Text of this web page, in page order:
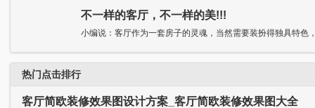
不一样的客厅，不一样的美!!!
小编说：客厅作为一套房子的灵魂，当然需要装扮得独具特色，
热门点击排行
客厅简欧装修效果图设计方案_客厅简欧装修效果图大全